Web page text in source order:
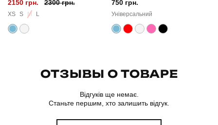
2150 грн.
2300 грн.
XS S M L
750 грн.
Універсальний
ОТЗЫВЫ О ТОВАРЕ
Відгуків ще немає.
Станьте першим, хто залишить відгук.